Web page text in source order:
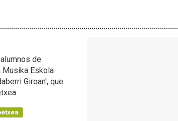
de
Musika Eskola
Giroan', que